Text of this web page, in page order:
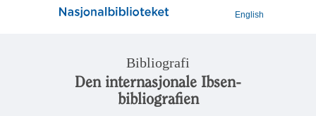
English
Bibliografi
Den internasjonale Ibsen-
bibliografien